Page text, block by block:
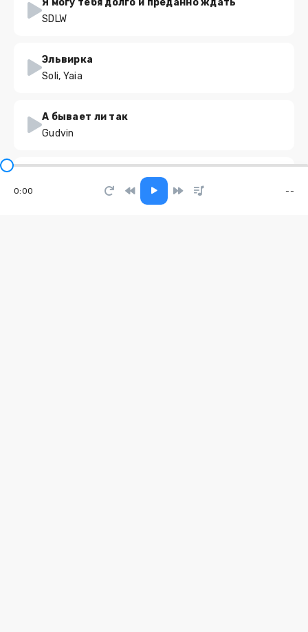
Я могу тебя долго и преданно ждать
SDLW
Эльвирка
Soli, Yaia
А бывает ли так
Gudvin
Moonwalkersmusic
0:00 --